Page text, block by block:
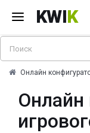
KWIK
Онлайн
Онлайн